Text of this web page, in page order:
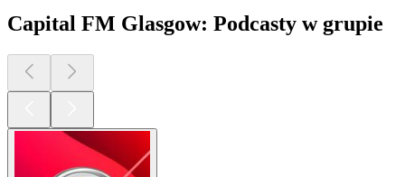
Capital FM Glasgow: Podcasty w grupie